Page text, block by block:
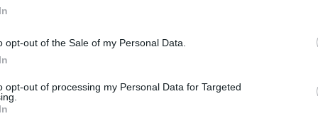
opt-out of the Sale of my Personal Data.
opt-out of processing my Personal Data for Targeted
megismételte azt a hazugságot, hogy a
annak ellenére, hogy az igazságügyi
gyilkolták meg őket testközelből. A
kormány aláírta a „foglyok” halálos ítéletét, a